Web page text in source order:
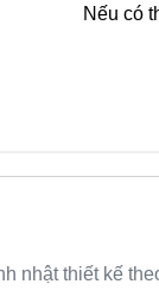
Nếu có
nhật thiết kế